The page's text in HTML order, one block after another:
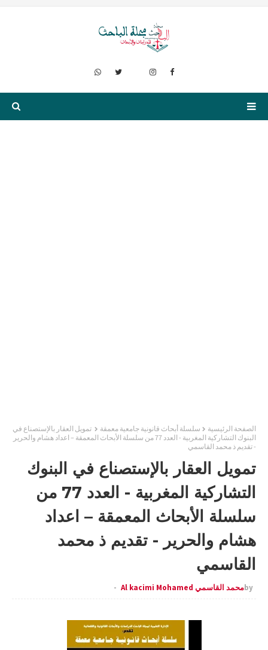
الصفحة الرئيسية سلسلة أبحاث قانونية جامعية معمقة
تمويل العقار بالإستصناع في
البنوك التشاركية المغربية - العدد 77 من سلسلة الأبحاث المعمقة – اعداد هشام والحرير
- تقديم ذ محمد القاسمي
تمويل العقار بالإستصناع في البنوك
التشاركية المغربية - العدد 77 من
سلسلة الأبحاث المعمقة – اعداد
هشام والحرير - تقديم ذ محمد
القاسمي
byمحمد القاسمي Al kacimi Mohamed